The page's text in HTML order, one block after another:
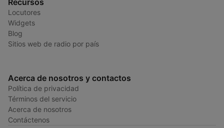
Recursos
Locutores
Widgets
Blog
Sitios web de radio por país
Acerca de nosotros y contactos
Política de privacidad
Términos del servicio
Acerca de nosotros
Contáctenos